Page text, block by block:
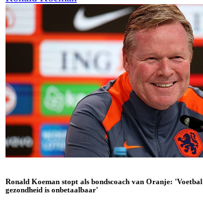
Ronald Koeman stopt als bondscoach van Oranje:
gezondheid is onbetaalbaar'